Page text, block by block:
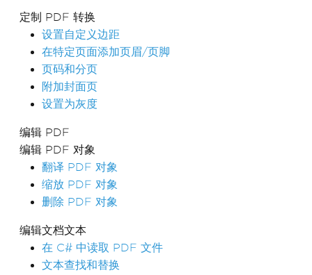
定制 PDF 转换
设置自定义边距
在特定页面添加页眉/页脚
页码和分页
附加封面页
设置为灰度
编辑 PDF
编辑 PDF 对象
翻译 PDF 对象
缩放 PDF 对象
删除 PDF 对象
编辑文档文本
在 C# 中读取 PDF 文件
文本查找和替换